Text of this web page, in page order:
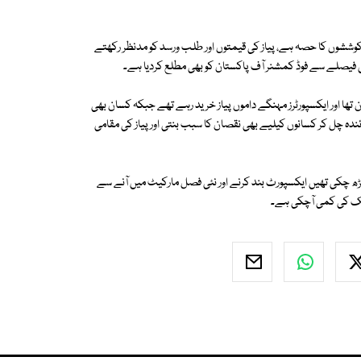
کا حصہ ہے، پیاز کی قیمتوں اور طلب ورسد کو مدنظر رکھتے
اور ایکسپورٹرز مہنگے داموں پیاز خرید رہے تھے جبکہ کسان بھی
چل کر کسانوں کیلیے بھی نقصان کا سبب بنتی اور پیاز کی مقامی
ایک ہفتہ قبل تک 2800روپے فی من تک بڑھ چکی تھیں ایکسپورٹ بند کرنے اور نئی فصل مارکیٹ میں آنے سے